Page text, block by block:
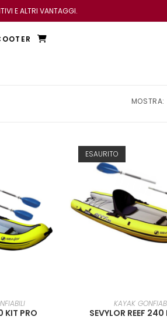
E ALTRI VANTAGGI.
MOSTRA:
KIT PRO
ESAURITO
LEGGI
KAYAK
SEVYLOR REEF 240